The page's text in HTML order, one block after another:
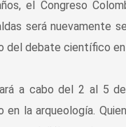
el Congreso
será nuevamente
del debate científico
a cabo del 2 al 5
en la arqueología.